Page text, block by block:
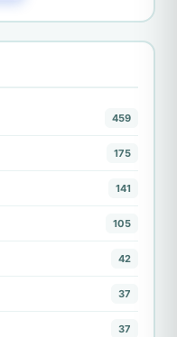
459
175
141
105
42
37
37